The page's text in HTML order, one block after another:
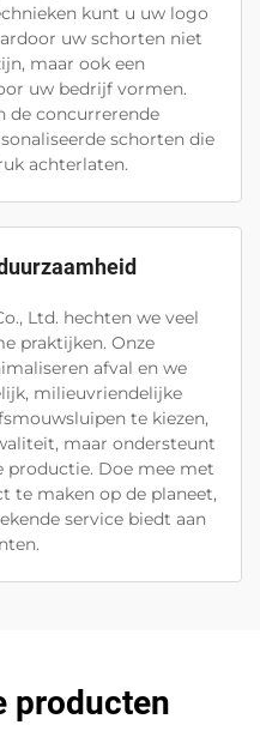
kunt u uw logo
uw schorten niet
maar ook een
uw bedrijf vormen.
de concurrerende
schorten die
achterlaten.
Ltd. hechten we veel
praktijken. Onze
afval en we
milieuvriendelijke
te kiezen,
maar ondersteunt
productie. Doe mee met
te maken op de planeet,
service biedt aan
producten